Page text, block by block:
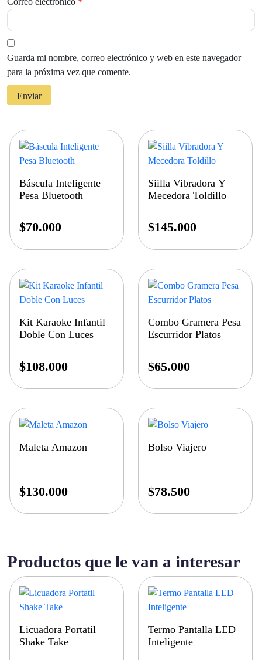
Guarda mi nombre, correo electrónico y web en este navegador
para la próxima vez que comente.
Báscula Inteligente
Pesa Bluetooth
$70.000
Siilla Vibradora Y
Mecedora Toldillo
$145.000
Kit Karaoke Infantil
Doble Con Luces
$108.000
Combo Gramera Pesa
Escurridor Platos
$65.000
Maleta Amazon
$130.000
Bolso Viajero
$78.500
Productos que le van a interesar
Licuadora Portatil
Shake Take
Termo Pantalla LED
Inteligente